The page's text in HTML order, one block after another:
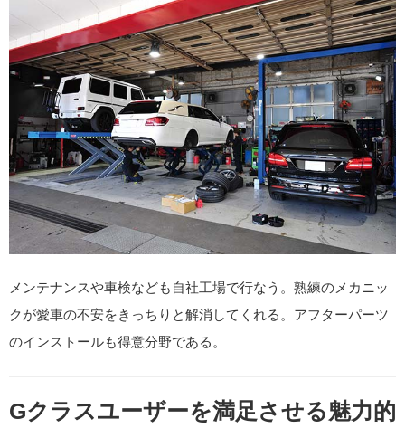
メンテナンスや車検なども自社工場で行なう。熟練のメカニッ
クが愛車の不安をきっちりと解消してくれる。アフターパーツ
のインストールも得意分野である。
Gクラスユーザーを満足させる魅力的